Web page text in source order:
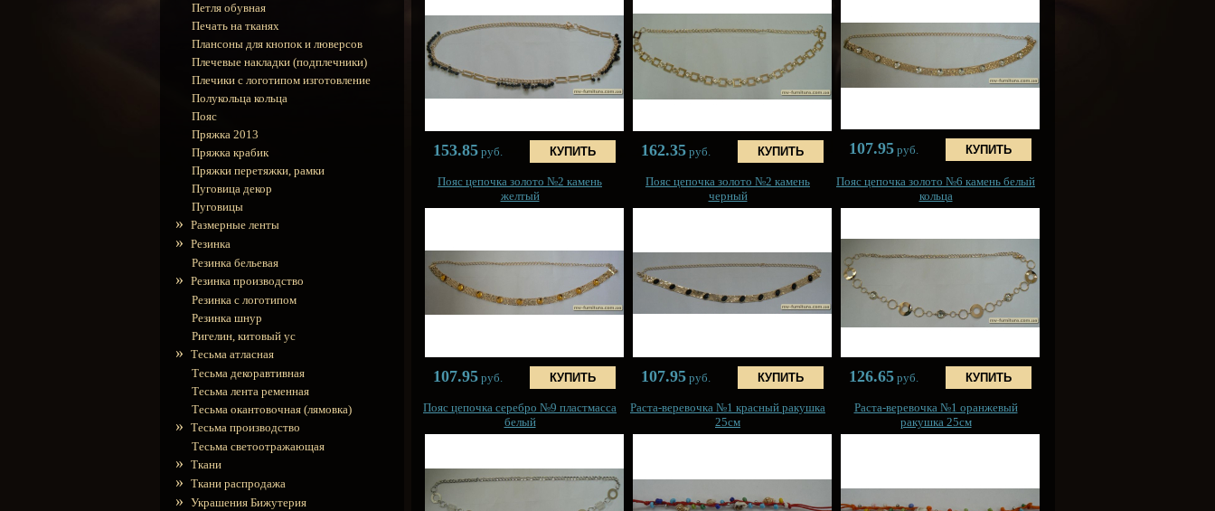
153.85 руб. 162.35 руб. 107.95 руб.
Пояс цепочка золото №2 камень
желтый
107.95 руб.
Пояс цепочка золото №2 камень
черный
107.95 руб.
Пояс цепочка золото №6 камень белый
кольца
126.65 руб.
Пояс цепочка серебро №9 пластмасса
белый
Раста-веревочка №1 красный ракушка
25см
Раста-веревочка №1 оранжевый
ракушка 25см
Петля обувная
Печать на тканях
Плансоны для кнопок и люверсов
Плечевые накладки (подплечники)
Плечики с логотипом изготовление
Полукольца кольца
Пояс
Пряжка 2013
Пряжка крабик
Пряжки перетяжки, рамки
Пуговица декор
Пуговицы
» Размерные ленты
» Резинка
Резинка бельевая
» Резинка производство
Резинка с логотипом
Резинка шнур
Ригелин, китовый ус
» Тесьма атласная
Тесьма декоравтивная
Тесьма лента ременная
Тесьма окантовочная (лямовка)
» Тесьма производство
Тесьма светоотражающая
» Ткани
» Ткани распродажа
» Украшения Бижутерия